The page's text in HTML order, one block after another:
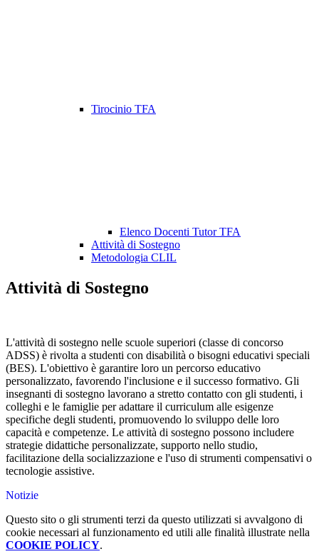
Tirocinio TFA
Elenco Docenti Tutor TFA
Attività di Sostegno
Metodologia CLIL
Attività di Sostegno
L'attività di sostegno nelle scuole superiori (classe di concorso
ADSS) è rivolta a studenti con disabilità o bisogni educativi speciali
(BES). L'obiettivo è garantire loro un percorso educativo
personalizzato, favorendo l'inclusione e il successo formativo. Gli
insegnanti di sostegno lavorano a stretto contatto con gli studenti, i
colleghi e le famiglie per adattare il curriculum alle esigenze
specifiche degli studenti, promuovendo lo sviluppo delle loro
capacità e competenze. Le attività di sostegno possono includere
strategie didattiche personalizzate, supporto nello studio,
facilitazione della socializzazione e l'uso di strumenti compensativi o
tecnologie assistive.
Notizie
Questo sito o gli strumenti terzi da questo utilizzati si avvalgono di
cookie necessari al funzionamento ed utili alle finalità illustrate nella
COOKIE POLICY.